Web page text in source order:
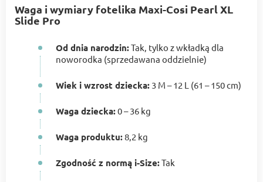
Waga i wymiary fotelika Maxi-Cosi Pearl XL
Slide Pro
Od dnia narodzin:Tak, tylko z wkładką dla
noworodka (sprzedawana oddzielnie)
Wiek i wzrost dziecka: 3 M – 12 L (61 – 150 cm)
Waga dziecka:0 – 36 kg
Waga produktu: 8,2 kg
Zgodność z normą i-Size:Tak